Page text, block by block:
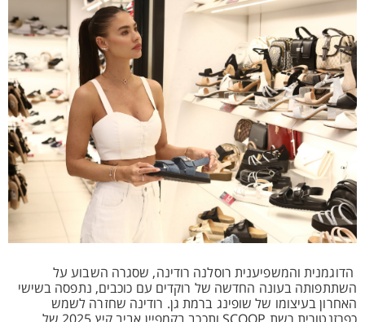
הדוגמנית והמשפיענית רוסלנה רודינה, שסגרה השבוע על
השתתפותה בעונה החדשה של רוקדים עם כוכבים, נתפסה בשישי
האחרון בעיצומו של שופינג ברמת גן. רודינה שחזרה לשמש